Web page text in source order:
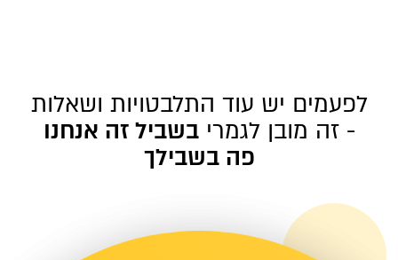
לפעמים יש עוד התלבטויות ושאלות
- זה מובן לגמרי בשביל זה אנחנו
פה בשבילך